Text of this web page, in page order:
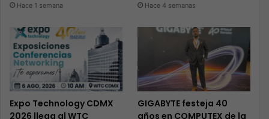
Hace 1 semana Hace 4 semanas
Expo Technology CDMX
2026 llega al WTC
GIGABYTE festeja 40
años en COMPUTEX de la